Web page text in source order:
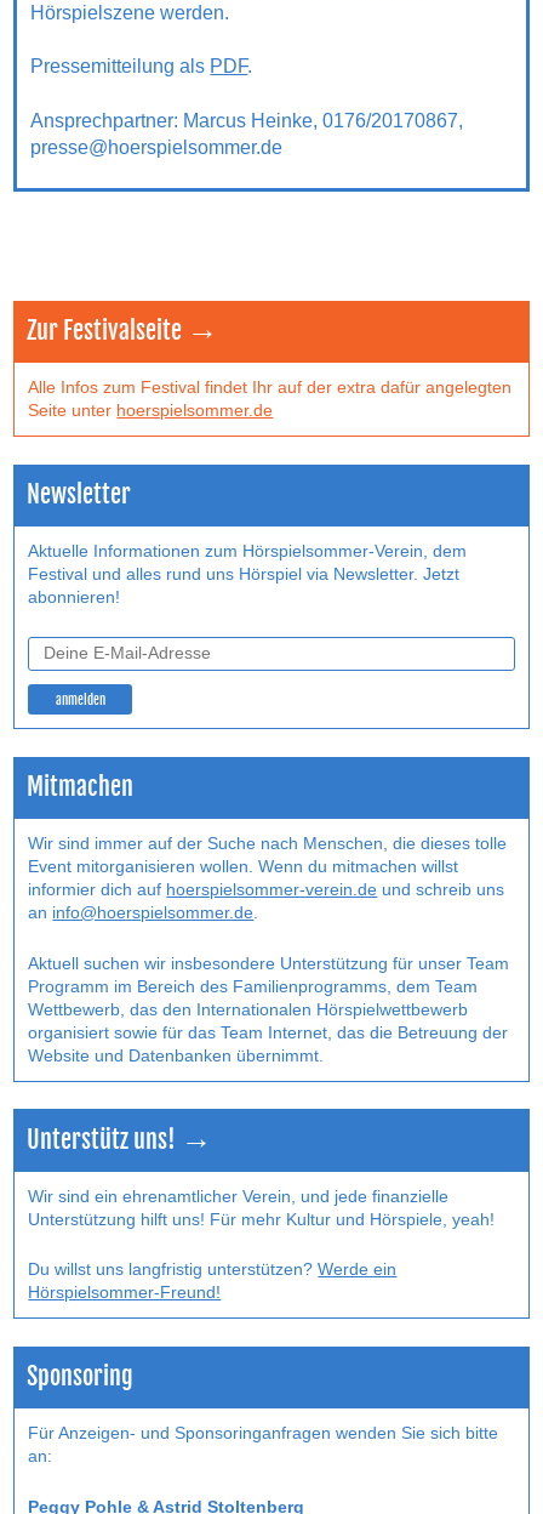
Hörspielszene werden.
Pressemitteilung als PDF.
Ansprechpartner: Marcus Heinke, 0176/20170867,
presse@hoerspielsommer.de
Zur Festivalseite →
Alle Infos zum Festival findet Ihr auf der extra dafür angelegten
Seite unter hoerspielsommer.de
Newsletter
Aktuelle Informationen zum Hörspielsommer-Verein, dem
Festival und alles rund uns Hörspiel via Newsletter. Jetzt
abonnieren!
Mitmachen
Wir sind immer auf der Suche nach Menschen, die dieses tolle
Event mitorganisieren wollen. Wenn du mitmachen willst
informier dich auf hoerspielsommer-verein.de und schreib uns
an info@hoerspielsommer.de.
Aktuell suchen wir insbesondere Unterstützung für unser Team
Programm im Bereich des Familienprogramms, dem Team
Wettbewerb, das den Internatio­nalen Hörspielwettbewerb
organisiert sowie für das Team Internet, das die Betreuung der
Website und Datenbanken übernimmt.
Unterstütz uns! →
Wir sind ein ehrenamtlicher Verein, und jede finanzielle
Unterstützung hilft uns! Für mehr Kultur und Hörspiele, yeah!
Du willst uns langfristig unterstützen?Werde ein
Hörspielsommer-Freund!
Sponsoring
Für Anzeigen- und Sponsoringanfragen wenden Sie sich bitte
an:
Peggy Pohle & Astrid Stoltenberg